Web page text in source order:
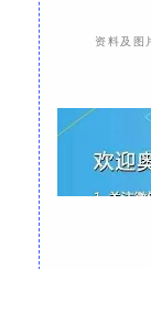
资料及图